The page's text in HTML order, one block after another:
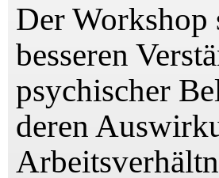
Der Workshop
besseren
psychischer
deren